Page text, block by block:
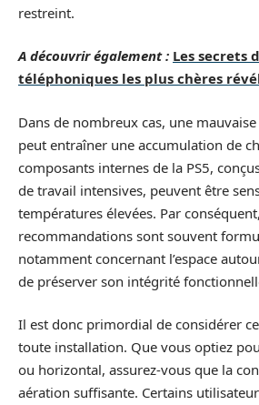
restreint.
A découvrir également : Les secrets
téléphoniques les plus chères
Dans de nombreux cas, une
peut entraîner une accumulation de
composants internes de la PS5,
de travail intensives, peuvent être
températures élevées. Par
recommandations sont souvent
notamment concernant l’espace
de préserver son intégrité
Il est donc primordial de considérer
toute installation. Que vous optiez
ou horizontal, assurez-vous que la
aération suffisante. Certains